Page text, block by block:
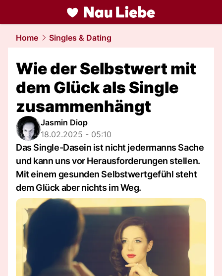
liebe.NAU.ch
Home Singles & Dating
Wie der Selbstwert mit
dem Glück als Single
zusammenhängt
Jasmin Diop
18.02.2025 - 05:10
Das Single-Dasein ist nicht jedermanns Sache
und kann uns vor Herausforderungen stellen.
Mit einem gesunden Selbstwertgefühl steht
dem Glück aber nichts im Weg.